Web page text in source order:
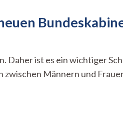
Daher ist es ein wichtiger
Männern und